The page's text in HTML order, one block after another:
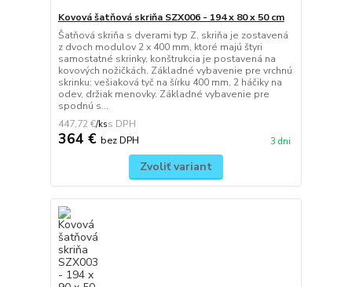
Kovová šatňová skriňa SZX006 - 194 x 80 x 50 cm
Šatňová skriňa s dverami typ Z, skriňa je zostavená
z dvoch modulov 2 x 400 mm, ktoré majú štyri
samostatné skrinky, konštrukcia je postavená na
kovových nožičkách. Základné vybavenie pre vrchnú
skrinku: vešiaková tyč na šírku 400 mm, 2 háčiky na
odev, držiak menovky. Základné vybavenie pre
spodnú s...
447,72 €/ks
364 € bez DPH 3 dni
Zvoliť variant